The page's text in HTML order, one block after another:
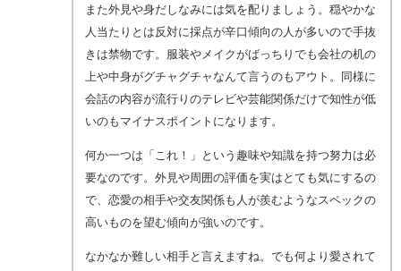
また外見や身だしなみには気を配りましょう。穏やかな
人当たりとは反対に採点が辛口傾向の人が多いので手抜
きは禁物です。服装やメイクがばっちりでも会社の机の
上や中身がグチャグチャなんて言うのもアウト。同様に
会話の内容が流行りのテレビや芸能関係だけで知性が低
いのもマイナスポイントになります。
何か一つは「これ！」という趣味や知識を持つ努力は必
要なのです。外見や周囲の評価を実はとても気にするの
で、恋愛の相手や交友関係も人が羨むようなスペックの
高いものを望む傾向が強いのです。
なかなか難しい相手と言えますね。でも何より愛されて